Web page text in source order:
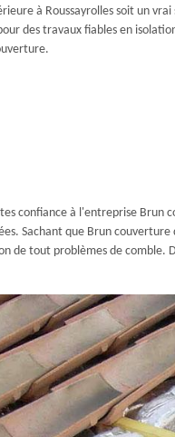
à Roussayrolles soit un
des travaux fiables en
confiance à l'entreprise Brun
Sachant que Brun couverture
de tout problèmes de comble.